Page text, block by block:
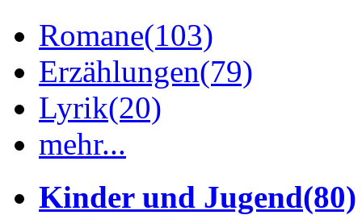
Romane(103)
Erzählungen(79)
Lyrik(20)
mehr...
Kinder und Jugend(80)